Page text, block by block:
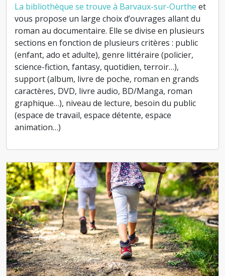
La bibliothèque se trouve à Barvaux-sur-Ourthe et
vous propose un large choix d’ouvrages allant du
roman au documentaire. Elle se divise en plusieurs
sections en fonction de plusieurs critères : public
(enfant, ado et adulte), genre littéraire (policier,
science-fiction, fantasy, quotidien, terroir…),
support (album, livre de poche, roman en grands
caractères, DVD, livre audio, BD/Manga, roman
graphique…), niveau de lecture, besoin du public
(espace de travail, espace détente, espace
animation…)